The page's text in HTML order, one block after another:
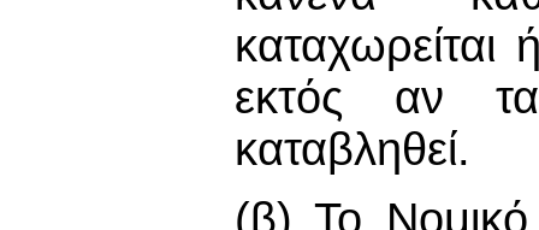
καταχωρείται
εκτός αν
καταβληθεί.
(β) Το Νομικό